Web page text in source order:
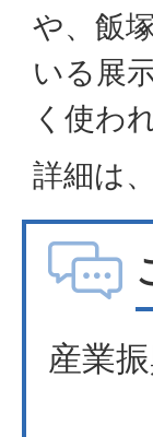
や、飯
いる展
く使わ
詳細は、
産業